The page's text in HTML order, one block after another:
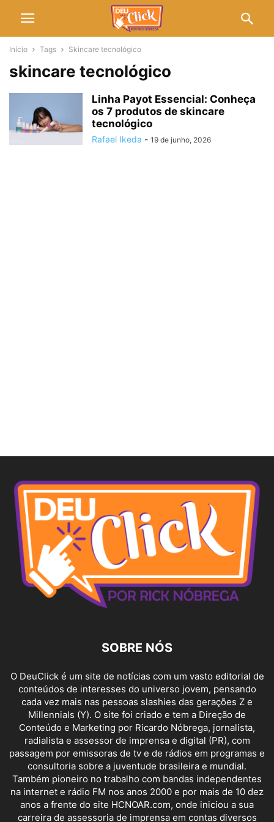
Início Tags Skincare tecnológico
skincare tecnológico
Linha Payot Essencial: Conheça
os 7 produtos de skincare
tecnológico
Rafael Ikeda - 19 de junho, 2026
SOBRE NÓS
O DeuClick é um site de notícias com um vasto editorial de
conteúdos de interesses do universo jovem, pensando
cada vez mais nas pessoas slashies das gerações Z e
Millennials (Y). O site foi criado e tem a Direção de
Conteúdo e Marketing por Ricardo Nóbrega, jornalista,
radialista e assessor de imprensa e digital (PR), com
passagem por emissoras de tv e de rádios em programas e
consultoria sobre a juventude brasileira e mundial.
Também pioneiro no trabalho com bandas independentes
na internet e rádio FM nos anos 2000 e por mais de 10 dez
anos a frente do site HCNOAR.com, onde iniciou a sua
carreira de assessoria de imprensa em contas diversos